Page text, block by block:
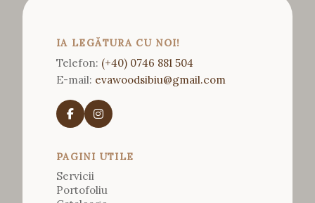
IA LEGĂTURA CU NOI!
Telefon: (+40) 0746 881 504
E-mail: evawoodsibiu@gmail.com
PAGINI UTILE
Servicii
Portofoliu